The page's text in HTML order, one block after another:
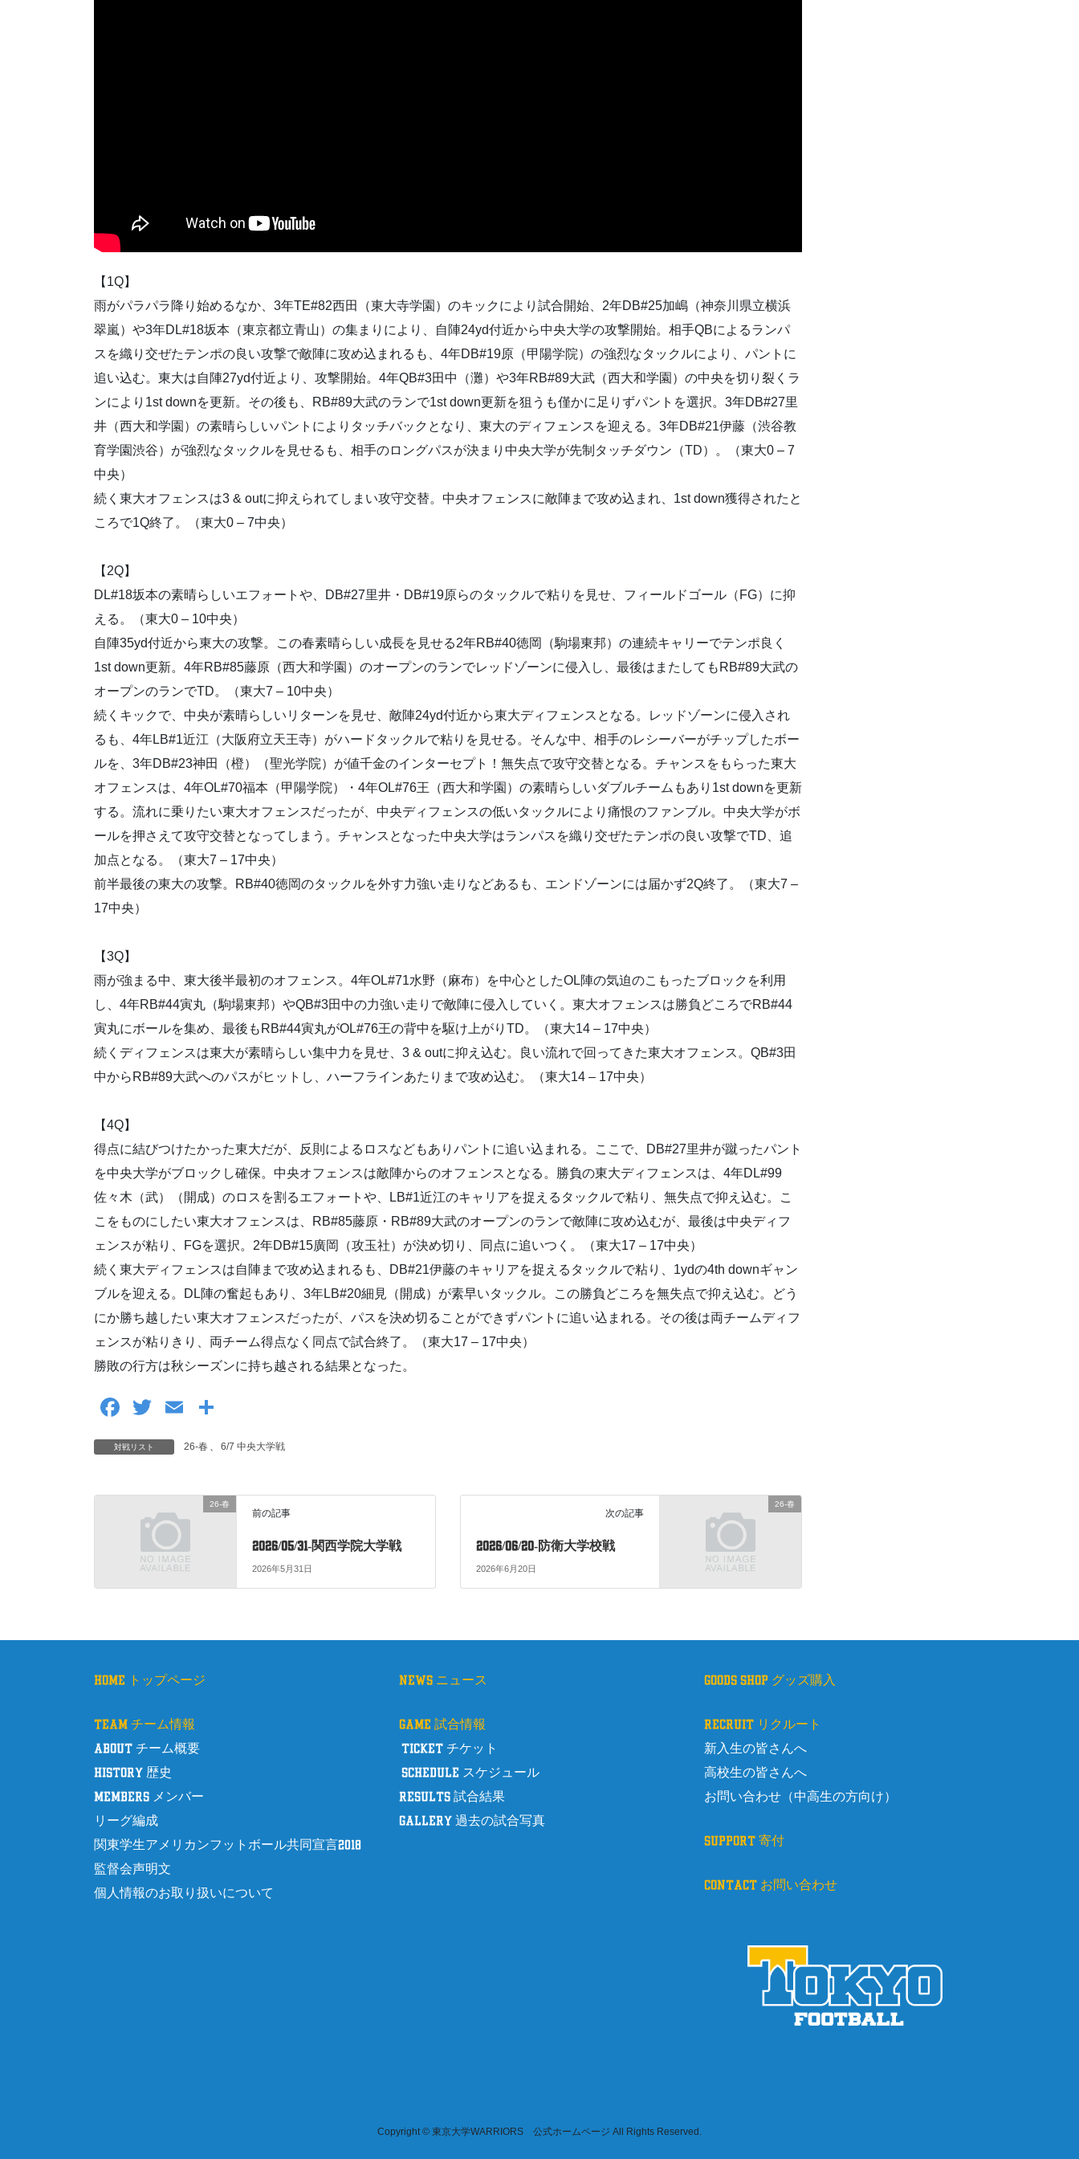
【1Q】
雨がパラパラ降り始めるなか、3年TE#82西田（東大寺学園）のキックにより試合開始、2年DB#25加嶋（神奈川県立横浜
翠嵐）や3年DL#18坂本（東京都立青山）の集まりにより、自陣24yd付近から中央大学の攻撃開始。相手QBによるランパ
スを織り交ぜたテンポの良い攻撃で敵陣に攻め込まれるも、4年DB#19原（甲陽学院）の強烈なタックルにより、パントに
追い込む。東大は自陣27yd付近より、攻撃開始。4年QB#3田中（灘）や3年RB#89大武（西大和学園）の中央を切り裂くラ
ンにより1st downを更新。その後も、RB#89大武のランで1st down更新を狙うも僅かに足りずパントを選択。3年DB#27里
井（西大和学園）の素晴らしいパントによりタッチバックとなり、東大のディフェンスを迎える。3年DB#21伊藤（渋谷教
育学園渋谷）が強烈なタックルを見せるも、相手のロングパスが決まり中央大学が先制タッチダウン（TD）。（東大0 – 7
中央）
続く東大オフェンスは3 & outに抑えられてしまい攻守交替。中央オフェンスに敵陣まで攻め込まれ、1st down獲得されたと
ころで1Q終了。（東大0 – 7中央）
【2Q】
DL#18坂本の素晴らしいエフォートや、DB#27里井・DB#19原らのタックルで粘りを見せ、フィールドゴール（FG）に抑
える。（東大0 – 10中央）
自陣35yd付近から東大の攻撃。この春素晴らしい成長を見せる2年RB#40徳岡（駒場東邦）の連続キャリーでテンポ良く
1st down更新。4年RB#85藤原（西大和学園）のオープンのランでレッドゾーンに侵入し、最後はまたしてもRB#89大武の
オープンのランでTD。（東大7 – 10中央）
続くキックで、中央が素晴らしいリターンを見せ、敵陣24yd付近から東大ディフェンスとなる。レッドゾーンに侵入され
るも、4年LB#1近江（大阪府立天王寺）がハードタックルで粘りを見せる。そんな中、相手のレシーバーがチップしたボー
ルを、3年DB#23神田（橙）（聖光学院）が値千金のインターセプト！無失点で攻守交替となる。チャンスをもらった東大
オフェンスは、4年OL#70福本（甲陽学院）・4年OL#76王（西大和学園）の素晴らしいダブルチームもあり1st downを更新
する。流れに乗りたい東大オフェンスだったが、中央ディフェンスの低いタックルにより痛恨のファンブル。中央大学がボ
ールを押さえて攻守交替となってしまう。チャンスとなった中央大学はランパスを織り交ぜたテンポの良い攻撃でTD、追
加点となる。（東大7 – 17中央）
前半最後の東大の攻撃。RB#40徳岡のタックルを外す力強い走りなどあるも、エンドゾーンには届かず2Q終了。（東大7 –
17中央）
【3Q】
雨が強まる中、東大後半最初のオフェンス。4年OL#71水野（麻布）を中心としたOL陣の気迫のこもったブロックを利用
し、4年RB#44寅丸（駒場東邦）やQB#3田中の力強い走りで敵陣に侵入していく。東大オフェンスは勝負どころでRB#44
寅丸にボールを集め、最後もRB#44寅丸がOL#76王の背中を駆け上がりTD。（東大14 – 17中央）
続くディフェンスは東大が素晴らしい集中力を見せ、3 & outに抑え込む。良い流れで回ってきた東大オフェンス。QB#3田
中からRB#89大武へのパスがヒットし、ハーフラインあたりまで攻め込む。（東大14 – 17中央）
【4Q】
得点に結びつけたかった東大だが、反則によるロスなどもありパントに追い込まれる。ここで、DB#27里井が蹴ったパント
を中央大学がブロックし確保。中央オフェンスは敵陣からのオフェンスとなる。勝負の東大ディフェンスは、4年DL#99
佐々木（武）（開成）のロスを割るエフォートや、LB#1近江のキャリアを捉えるタックルで粘り、無失点で抑え込む。こ
こをものにしたい東大オフェンスは、RB#85藤原・RB#89大武のオープンのランで敵陣に攻め込むが、最後は中央ディフ
ェンスが粘り、FGを選択。2年DB#15廣岡（攻玉社）が決め切り、同点に追いつく。（東大17 – 17中央）
続く東大ディフェンスは自陣まで攻め込まれるも、DB#21伊藤のキャリアを捉えるタックルで粘り、1ydの4th downギャン
ブルを迎える。DL陣の奮起もあり、3年LB#20細見（開成）が素早いタックル。この勝負どころを無失点で抑え込む。どう
にか勝ち越したい東大オフェンスだったが、パスを決め切ることができずパントに追い込まれる。その後は両チームディフ
ェンスが粘りきり、両チーム得点なく同点で試合終了。（東大17 – 17中央）
勝敗の行方は秋シーズンに持ち越される結果となった。
F
a
c
k
T
wi
tt
E
ail
対戦リスト 26-春 6/7 中央大学戦
26-春
前の記事
2026/05/31-関西学院大学戦
2026年5月31日
26-春
次の記事
2026/06/20-防衛大学校戦
2026年6月20日
home トップページ
team チーム情報
about チーム概要
history 歴史
members メンバー
リーグ編成
関東学生アメリカンフットボール共同宣言2018
監督会声明文
個人情報のお取り扱いについて
news ニュース
game 試合情報
ticket チケット
schedule スケジュール
results 試合結果
gallery 過去の試合写真
goods shop グッズ購入
recruit リクルート
新入生の皆さんへ
高校生の皆さんへ
お問い合わせ（中高生の方向け）
support 寄付
contact お問い合わせ
Copyright © 東京大学WARRIORS 公式ホームページ All Rights Reserved.